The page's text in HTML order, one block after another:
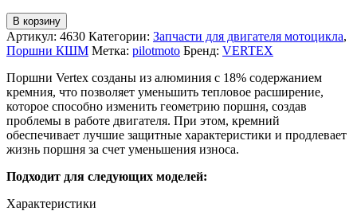
TC65
17-
21
В корзину
Артикул: 4630 Категории: Запчасти для двигателя мотоцикла,
Поршни КШМ Метка: pilotmoto Бренд: VERTEX
Поршни Vertex созданы из алюминия с 18% содержанием
кремния, что позволяет уменьшить тепловое расширение,
которое способно изменить геометрию поршня, создав
проблемы в работе двигателя. При этом, кремний
обеспечивает лучшие защитные характеристики и продлевает
жизнь поршня за счет уменьшения износа.
Подходит для следующих моделей:
Характеристики